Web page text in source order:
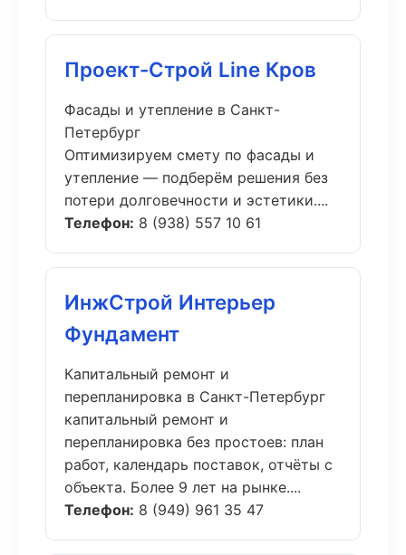
Проект-Строй Line Кров
Фасады и утепление в Санкт-
Петербург
Оптимизируем смету по фасады и
утепление — подберём решения без
потери долговечности и эстетики....
Телефон: 8 (938) 557 10 61
ИнжСтрой Интерьер
Фундамент
Капитальный ремонт и
перепланировка в Санкт-Петербург
капитальный ремонт и
перепланировка без простоев: план
работ, календарь поставок, отчёты с
объекта. Более 9 лет на рынке....
Телефон: 8 (949) 961 35 47